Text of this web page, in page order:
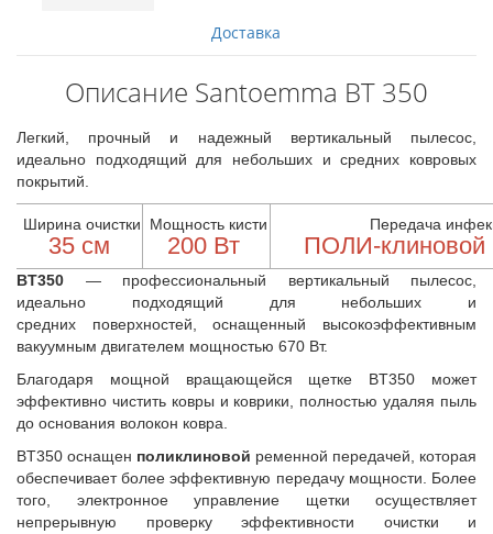
Доставка
Описание Santoemma BT 350
Легкий, прочный и надежный вертикальный пылесос,
идеально подходящий для небольших и средних ковровых
покрытий.
Ширина очистки
35 см
Мощность кисти
200 Вт
Передача
ПОЛИ-клиновой
BT350 — профессиональный вертикальный пылесос,
идеально подходящий для небольших и
средних поверхностей, оснащенный высокоэффективным
вакуумным двигателем мощностью 670 Вт.
Благодаря мощной вращающейся щетке BT350 может
эффективно чистить ковры и коврики, полностью удаляя пыль
до основания волокон ковра.
BT350 оснащен поликлиновой ременной передачей, которая
обеспечивает более эффективную передачу мощности. Более
того, электронное управление щетки осуществляет
непрерывную проверку эффективности очистки и